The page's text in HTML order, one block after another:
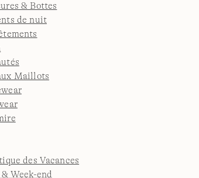
& Bottes
de nuit
Maillots
des Vacances
Week-end